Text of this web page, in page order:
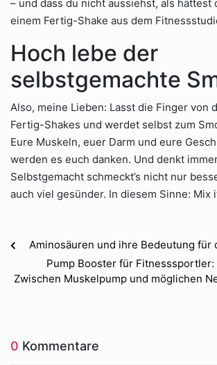
– und dass du nicht aussiehst, als hättest
einem Fertig-Shake aus dem
Hoch lebe der
selbstgemachte
Also, meine Lieben: Lasst die Finger von
Fertig-Shakes und werdet selbst zum
Eure Muskeln, euer Darm und eure
werden es euch danken. Und denkt
Selbstgemacht schmeckt’s nicht nur
auch viel gesünder. In diesem Sinne: Mix
Aminosäuren und ihre Bedeutung für
Pump Booster für Fitnesssportler:
Zwischen Muskelpump und möglichen
0 Kommentare